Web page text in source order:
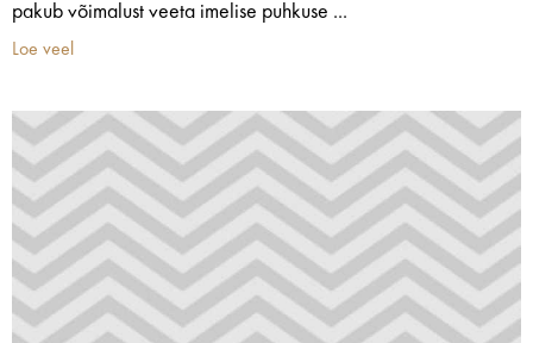
pakub võimalust veeta imelise puhkuse ...
Loe veel